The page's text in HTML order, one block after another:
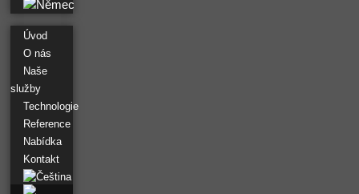
Úvod
O nás
Naše
služby
Technologie
Reference
Nabídka
Kontakt